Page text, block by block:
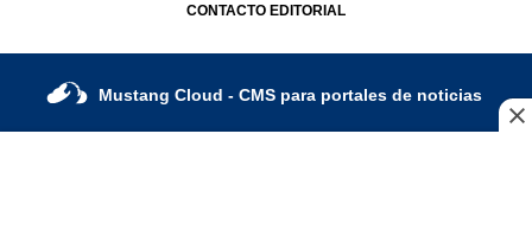
CONTACTO EDITORIAL
Mustang Cloud - CMS para portales de noticias